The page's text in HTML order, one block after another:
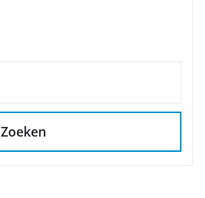
Zoeken